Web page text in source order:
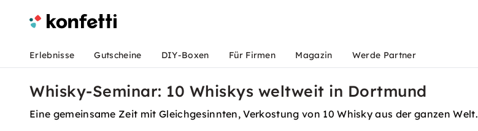
Erlebnisse Gutscheine DIY-Boxen Für Firmen Magazin Werde Partner
Whisky-Seminar: 10 Whiskys weltweit in Dortmund
Eine gemeinsame Zeit mit Gleichgesinnten, Verkostung von 10 Whisky aus der ganzen Welt.